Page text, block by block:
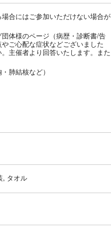
合にはご参加いただけない場合が
体様のページ（病歴・診断書/告
ご心配な症状などございました
主催者より回答いたします。また
肺結核など）
, タオル